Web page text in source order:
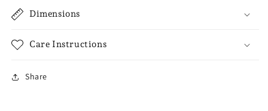
Dimensions
Care Instructions
Share